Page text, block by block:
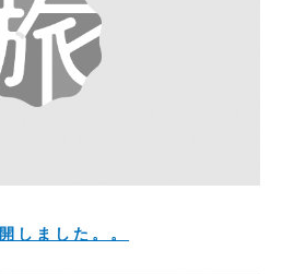
しました。。